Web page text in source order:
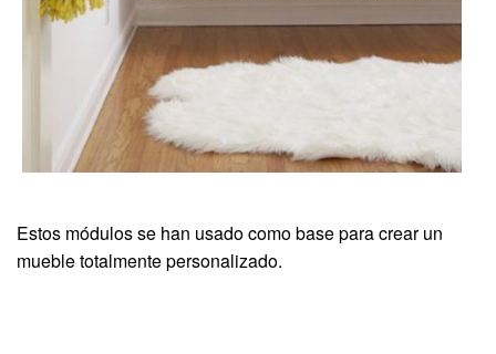
Estos módulos se han usado como base para crear un
mueble totalmente personalizado.